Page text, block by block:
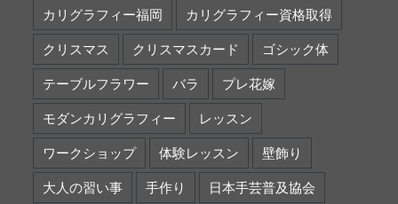
カリグラフィー福岡 カリグラフィー資格取得
クリスマス クリスマスカード ゴシック体
テーブルフラワー バラ プレ花嫁
モダンカリグラフィー レッスン
ワークショップ 体験レッスン 壁飾り
大人の習い事 手作り 日本手芸普及協会